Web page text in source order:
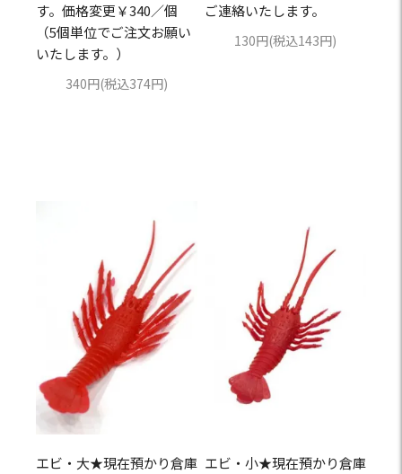
す。価格変更￥340／個
（5個単位でご注文お願い
いたします。）
340円(税込374円)
ご連絡いたします。
130円(税込143円)
エビ・大★現在預かり倉庫 エビ・小★現在預かり倉庫